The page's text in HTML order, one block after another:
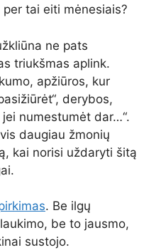
tai eiti mėnesiais?
ne pats
triukšmas aplink.
apžiūros, kur
derybos,
numestumėt dar…“.
daugiau žmonių
kai norisi uždaryti šitą
. Be ilgų
be to jausmo,
sustojo.